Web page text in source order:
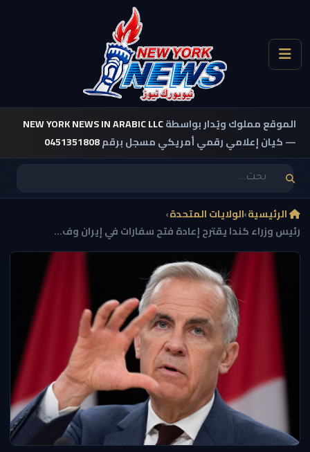
الموقع مملوك ويُدار بواسطةNEW YORK NEWS IN ARABIC LLC
— كيان إعلامي رقمي أمريكي مسجل برقم0451351808
الرئيسية›الولايات المتحدة›
رئيس وزراء كندا يقترح إعادة فتح سفارات في إيران وف...